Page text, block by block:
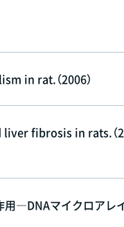
in rat.（2006）
fibrosis in rats.（
用―DNAマイクロアレ